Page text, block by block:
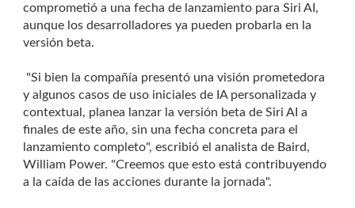
comprometió a una fecha de lanzamiento para Siri AI,
aunque los desarrolladores ya pueden probarla en la
versión beta.
"Si bien la compañía presentó una visión prometedora
y algunos casos de uso iniciales de IA personalizada y
contextual, planea lanzar la versión beta de Siri AI a
finales de este año, sin una fecha concreta para el
lanzamiento completo", escribió el analista de Baird,
William Power. "Creemos que esto está contribuyendo
a la caída de las acciones durante la jornada".